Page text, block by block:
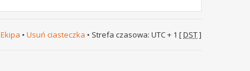
Ekipa • Usuń ciasteczka • Strefa czasowa: UTC + 1 [DST]